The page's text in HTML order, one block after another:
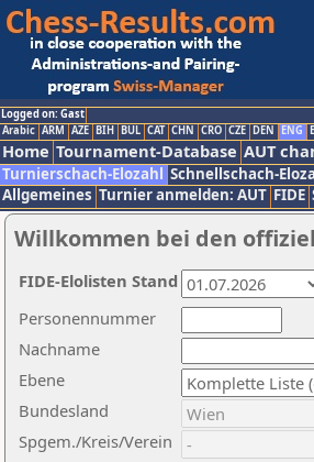
Logged on: Gast
Arabic ARM AZE BIH BUL CAT CHN CRO CZE DEN ENG
Home Tournament-Database AUT
Turnierschach-Elozahl Schnellschach-
Allgemeines Turnier anmelden: AUT FIDE
Willkommen bei den
Nachname
Ebene
Personennummer
Bundesland
Spgem./Kreis/Verein
FIDE-Elolisten Stand